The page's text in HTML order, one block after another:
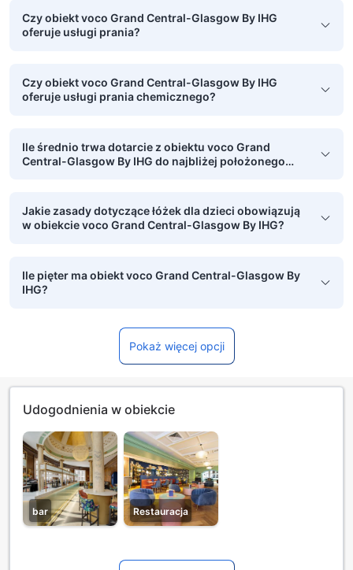
Czy obiekt voco Grand Central-Glasgow By IHG
oferuje usługi prania?
Czy obiekt voco Grand Central-Glasgow By IHG
oferuje usługi prania chemicznego?
Ile średnio trwa dotarcie z obiektu voco Grand
Central-Glasgow By IHG do najbliżej położonego
Jakie zasady dotyczące łóżek dla dzieci obowiązują
w obiekcie voco Grand Central-Glasgow By IHG?
Ile pięter ma obiekt voco Grand Central-Glasgow By
IHG?
Pokaż więcej opcji
Udogodnienia w obiekcie
bar Restauracja